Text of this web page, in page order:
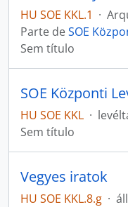
HU SOE KKL.1 ·
Parte deSOE
Sem título
SOE Központi
HU SOE KKL ·
Sem título
Vegyes iratok
HU SOE KKL.8.g ·